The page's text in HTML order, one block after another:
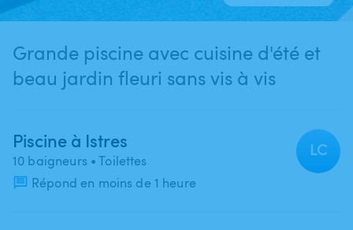
Grande piscine avec cuisine d'été et
beau jardin fleuri sans vis à vis
Piscine à Istres
10 baigneurs • Toilettes
Répond en moins de 1 heure
LC